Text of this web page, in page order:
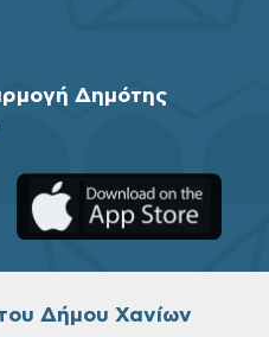
Δημότης
Δήμου Χανίων